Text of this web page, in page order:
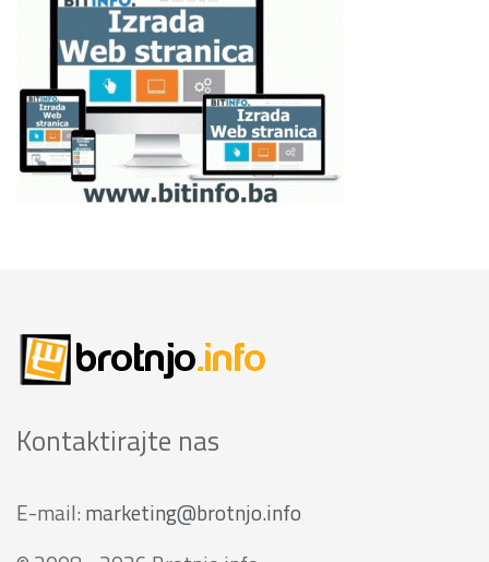
Kontaktirajte nas
E-mail: marketing@brotnjo.info